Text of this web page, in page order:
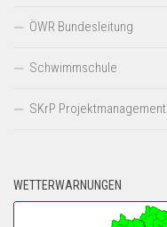
ÖWR Bundesleitung
Schwimmschule
SKrP Projektmanagement
WETTERWARNUNGEN